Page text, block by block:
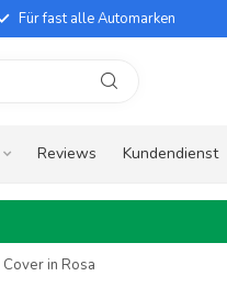
Für fast alle Automarken
Reviews Kundendienst
in Rosa